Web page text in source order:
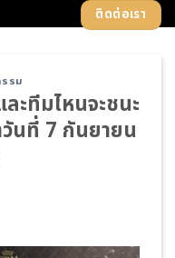
ติดต่อเรา
รม
ะทีมไหนจะชนะ
วันที่ 7 กันยายน